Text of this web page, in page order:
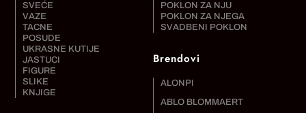
SVEĆE
VAZE
TACNE
POSUDE
UKRASNE KUTIJE
JASTUCI
FIGURE
SLIKE
KNJIGE
POKLON ZA NJU
POKLON ZA NJEGA
SVADBENI POKLON
Brendovi
ALONPI
ABLO BLOMMAERT